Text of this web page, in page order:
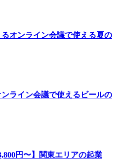
オンライン会議で使える夏の
ライン会議で使えるビールの
円〜】関東エリアの起業